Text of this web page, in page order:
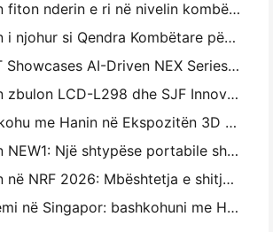
Hanin fiton nderin e ri në nivelin kombëtar: Quhet një "2026 e bërë në Kinë
Hanin i njohur si Qendra Kombëtare për Teknologjinë e Ndërmarrjeve për udhëheqjen e inovacionit
HPRT Showcases AI-Driven NEX Series for Smart Retail në CHINASHOP 2026
Hanin zbulon LCD-L298 dhe SJF Innovations for Industrial 3D Printing në TCT Asia 2026
Bashkohu me Hanin në Ekspozitën 3D të Printimit të TCT Asia 2026
Hanin NEW1: Një shtypëse portabile shkon në dyqanet LOFT të Japonisë
Hanin në NRF 2026: Mbështetja e shitjes së pakicës me zgjidhje të plota të printimit inteligjent në skenar
Shihemi në Singapor: bashkohuni me Hanin në ITMA ASIA 2025 për të dëshmuar Teknologjinë e Printimit Digital më të fundit